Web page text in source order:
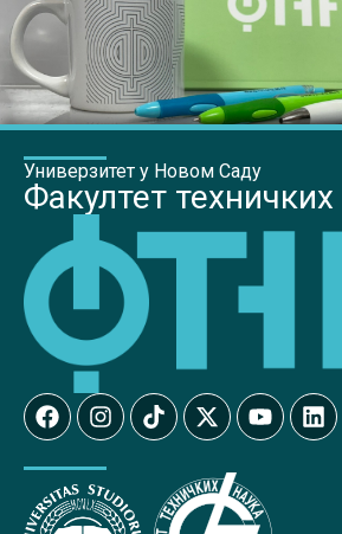
Универзитет у Новом Саду
Факултет техничких